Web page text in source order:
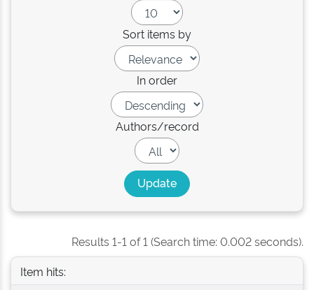
Sort items by
In order
Authors/record
Results 1-1 of 1 (Search time: 0.002 seconds).
Item hits: